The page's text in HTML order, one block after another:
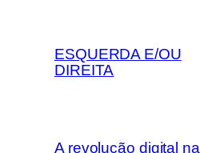
ESQUERDA E/OU
DIREITA
A revolução digital na